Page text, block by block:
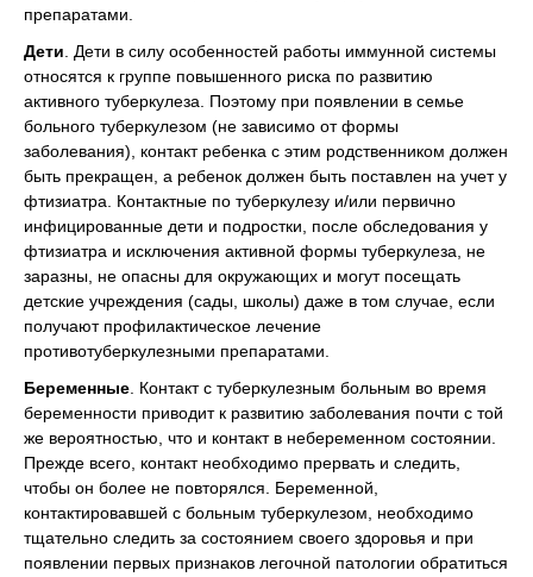
препаратами.
Дети . Дети в силу особенностей работы иммунной системы
относятся к группе повышенного риска по развитию
активного туберкулеза. Поэтому при появлении в семье
больного туберкулезом (не зависимо от формы
заболевания), контакт ребенка с этим родственником должен
быть прекращен, а ребенок должен быть поставлен на учет у
фтизиатра. Контактные по туберкулезу и/или первично
инфицированные дети и подростки, после обследования у
фтизиатра и исключения активной формы туберкулеза, не
заразны, не опасны для окружающих и могут посещать
детские учреждения (сады, школы) даже в том случае, если
получают профилактическое лечение
противотуберкулезными препаратами.
Беременные . Контакт с туберкулезным больным во время
беременности приводит к развитию заболевания почти с той
же вероятностью, что и контакт в небеременном состоянии.
Прежде всего, контакт необходимо прервать и следить,
чтобы он более не повторялся. Беременной,
контактировавшей с больным туберкулезом, необходимо
тщательно следить за состоянием своего здоровья и при
появлении первых признаков легочной патологии обратиться